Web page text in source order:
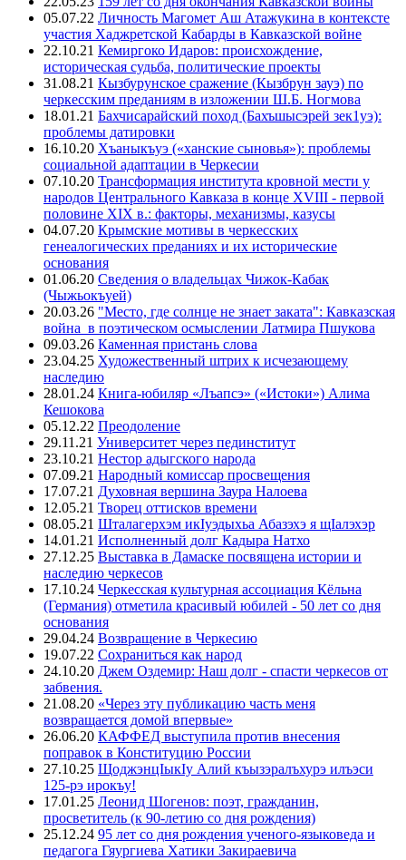
05.07.22 Личность Магомет Аш Атажукина в контексте
участия Хаджретской Кабарды в Кавказской войне
22.10.21 Кемиргоко Идаров: происхождение,
историческая судьба, политические проекты
31.08.21 Кызбурунское сражение (Кызбрун зауэ) по
черкесским преданиям в изложении Ш.Б. Ногмова
18.01.21 Бахчисарайский поход (Бахъшысэрей зек1уэ):
проблемы датировки
16.10.20 Хъаныкъуэ («ханские сыновья»): проблемы
социальной адаптации в Черкесии
07.10.20 Трансформация института кровной мести у
народов Центрального Кавказа в конце XVIII - первой
половине XIX в.: факторы, механизмы, казусы
04.07.20 Крымские мотивы в черкесских
генеалогических преданиях и их исторические
основания
01.06.20 Сведения о владельцах Чижок-Кабак
(Чыжьокъуей)
20.03.26 "Место, где солнце не знает заката": Кавказская
война в поэтическом осмыслении Латмира Пшукова
09.03.26 Каменная пристань слова
23.04.25 Художественный штрих к исчезающему
наследию
28.01.24 Книга-юбиляр «Лъапсэ» («Истоки») Алима
Кешокова
05.12.22 Преодоление
29.11.21 Университет через пединститут
23.10.21 Нестор адыгского народа
07.09.21 Народный комиссар просвещения
17.07.21 Духовная вершина Заура Налоева
12.05.21 Творец оттисков времени
08.05.21 Шталагерхэм икIуэдыхьа Абазэхэ я щIалэхэр
14.01.21 Исполненный долг Кадыра Натхо
27.12.25 Выставка в Дамаске посвящена истории и
наследию черкесов
17.10.24 Черкесская культурная ассоциация Кёльна
(Германия) отметила красивый юбилей - 50 лет со дня
основания
29.04.24 Возвращение в Черкесию
19.07.22 Сохраниться как народ
24.10.20 Джем Оздемир: Наш долг - спасти черкесов от
забвения.
21.08.20 «Через эту публикацию часть меня
возвращается домой впервые»
26.06.20 КАФФЕД выступила против внесения
поправок в Конституцию России
27.10.25 ЩоджэнцIыкIу Алий къызэралъхурэ илъэси
125-рэ ирокъу!
17.01.25 Леонид Шогенов: поэт, гражданин,
просветитель (к 90-летию со дня рождения)
25.12.24 95 лет со дня рождения ученого-языковеда и
педагога Гяургиева Хатики Закираевича